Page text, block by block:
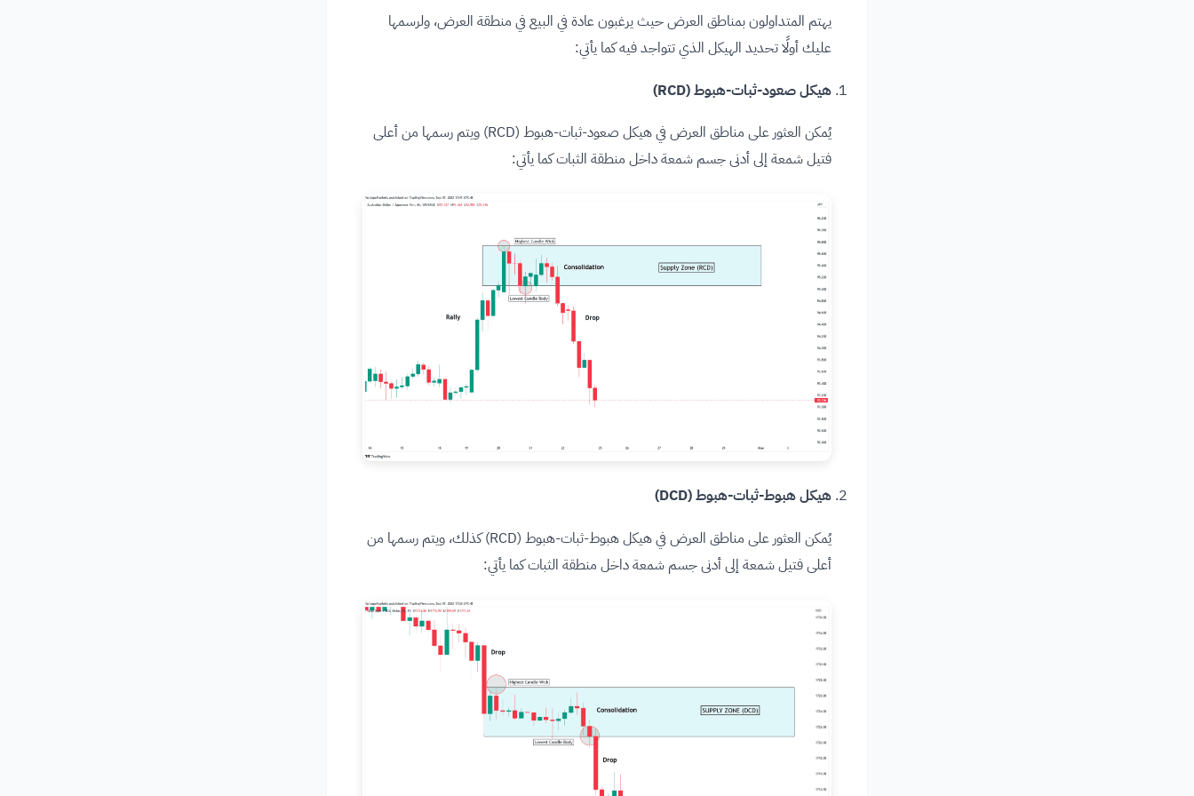
يهتم المتداولون بمناطق العرض حيث يرغبون عادة في البيع في منطقة العرض، ولرسمها
عليك أولًا تحديد الهيكل الذي تتواجد فيه كما يأتي:
هيكل صعود-ثبات-هبوط (RCD)
يُمكن العثور على مناطق العرض في هيكل صعود-ثبات-هبوط (RCD) ويتم رسمها من أعلى
فتيل شمعة إلى أدنى جسم شمعة داخل منطقة الثبات كما يأتي:
هيكل هبوط-ثبات-هبوط (DCD)
يُمكن العثور على مناطق العرض في هيكل هبوط-ثبات-هبوط (RCD) كذلك، ويتم رسمها من
أعلى فتيل شمعة إلى أدنى جسم شمعة داخل منطقة الثبات كما يأتي: